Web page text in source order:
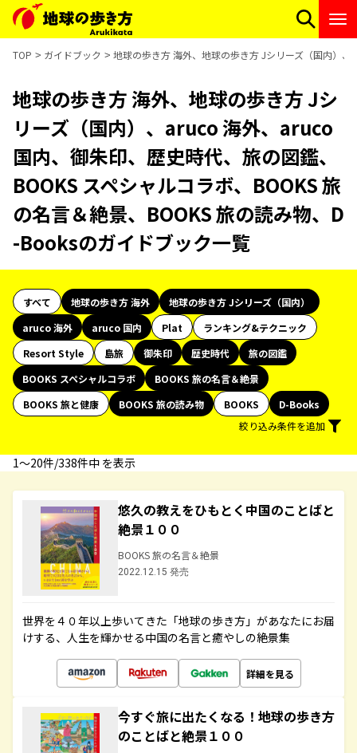
TOP ガイドブック 地球の歩き方 海外、地球の歩き方 Jシリーズ（国内）
地球の歩き方 海外、地球の歩き方 Jシ
リーズ（国内）、aruco 海外、aruco
国内、御朱印、歴史時代、旅の図鑑、
BOOKS スペシャルコラボ、BOOKS 旅
の名言＆絶景、BOOKS 旅の読み物、D
-Booksのガイドブック一覧
すべて 地球の歩き方 海外
地球の歩き方 Jシリーズ（国内）
aruco 海外
aruco 国内 Plat
ランキング&テクニック
Resort Style
島旅 御朱印 歴史時代
旅の図鑑
BOOKS スペシャルコラボ
BOOKS 旅の名言＆絶景
BOOKS 旅と健康
BOOKS 旅の読み物 BOOKS
D-Books
絞り込み条件を追加
1〜20件/338件中 を表示
悠久の教えをひもとく中国のことばと
絶景１００
BOOKS 旅の名言＆絶景
2022.12.15 発売
世界を４０年以上歩いてきた「地球の歩き方」があなたにお届
けする、人生を輝かせる中国の名言と癒やしの絶景集
詳細を見る
今すぐ旅に出たくなる！地球の歩き方
のことばと絶景１００